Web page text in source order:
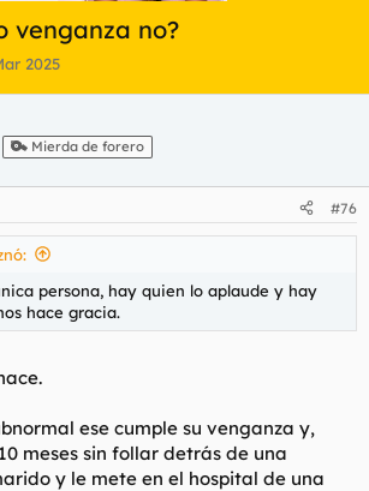
venganza no?
2025
Mierda de forero
#76
persona, hay quien lo aplaude y hay
hace gracia.
ese cumple su venganza y,
meses sin follar detrás de una
y le mete en el hospital de una